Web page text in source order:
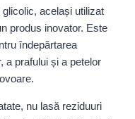
același utilizat
produs inovator. Este
îndepărtarea
a prafului și a petelor
nu lasă reziduuri